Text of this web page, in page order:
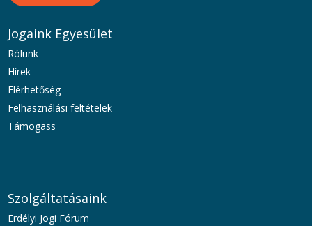
Jogaink Egyesület
Rólunk
Hírek
Elérhetőség
Felhasználási feltételek
Támogass
Szolgáltatásaink
Erdélyi Jogi Fórum